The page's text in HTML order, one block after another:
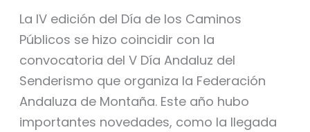
La IV edición del Día de los Caminos
Públicos se hizo coincidir con la
convocatoria del V Día Andaluz del
Senderismo que organiza la Federación
Andaluza de Montaña. Este año hubo
importantes novedades, como la llegada